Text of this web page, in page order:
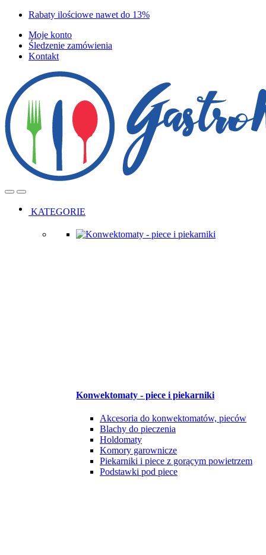
Skip
navigation
Skip
content
Rabaty ilościowe nawet do 13%
Moje konto
Śledzenie zamówienia
Kontakt
OpenClose
KATEGORIE
Konwektomaty - piece i piekarniki
Akcesoria do konwektomatów, pieców
Blachy do pieczenia
Holdomaty
Komory garownicze
Piekarniki i piece z gorącym powietrzem
Podstawki pod piece